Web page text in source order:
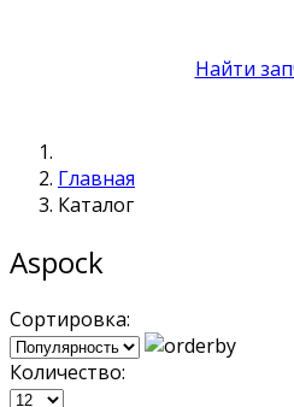
Найти
Главная
Каталог
Aspock
Сортировка:
Количество: